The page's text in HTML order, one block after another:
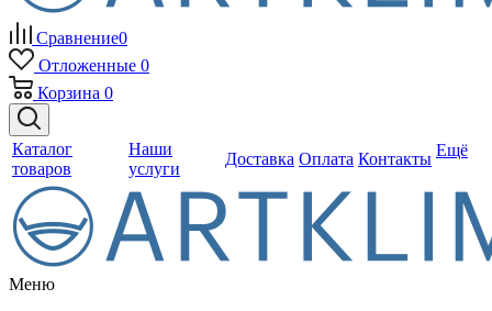
Сравнение0
Отложенные 0
Корзина 0
Каталог
товаров
Наши
услуги
Доставка Оплата Контакты Ещё
Меню